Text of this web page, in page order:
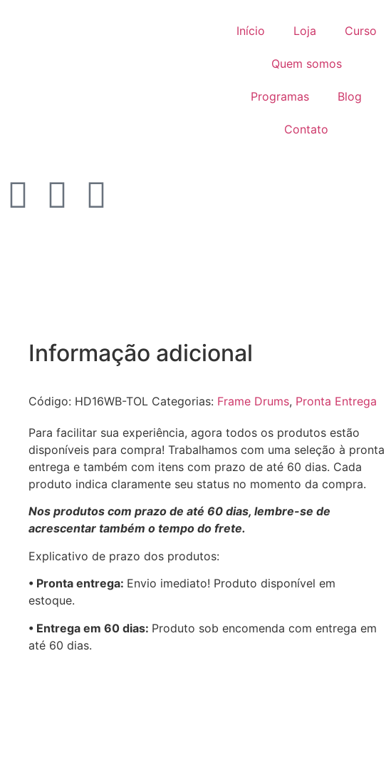
Início Loja Curso
Quem somos
Programas Blog
Contato
Informação adicional
Código: HD16WB-TOL Categorias: Frame Drums, Pronta Entrega
Para facilitar sua experiência, agora todos os produtos estão
disponíveis para compra! Trabalhamos com uma seleção à pronta
entrega e também com itens com prazo de até 60 dias. Cada
produto indica claramente seu status no momento da compra.
Nos produtos com prazo de até 60 dias, lembre-se de
acrescentar também o tempo do frete.
Explicativo de prazo dos produtos:
•⁠ ⁠Pronta entrega: Envio imediato! Produto disponível em
estoque.
•⁠ Entrega em 60 dias: Produto sob encomenda com entrega em
até 60 dias.